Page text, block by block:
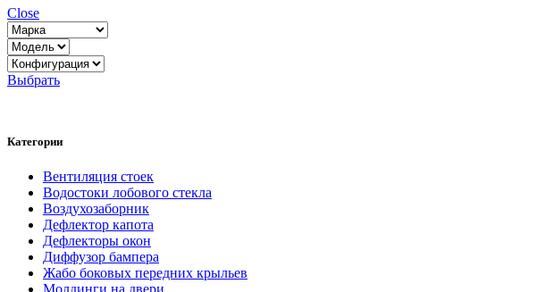
Close
Выбрать
Категории
Вентиляция стоек
Водостоки лобового стекла
Воздухозаборник
Дефлектор капота
Дефлекторы окон
Диффузор бампера
Жабо боковых передних крыльев